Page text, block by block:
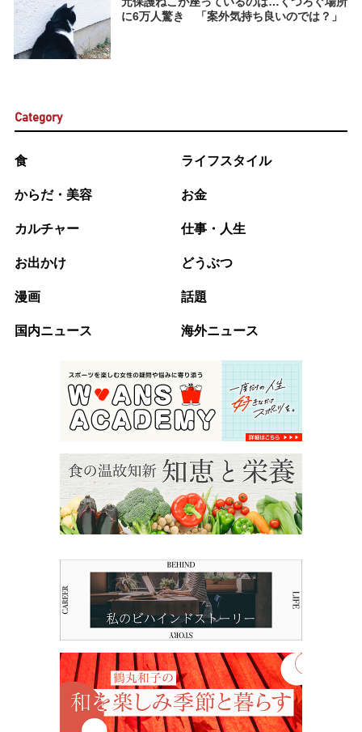
に6万人驚き 「案外気持ち良いのでは？」
Category
食 ライフスタイル
からだ・美容 お金
カルチャー 仕事・人生
お出かけ どうぶつ
漫画 話題
国内ニュース 海外ニュース